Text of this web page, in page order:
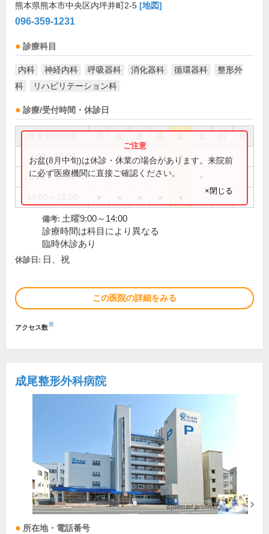
熊本県熊本市中央区内坪井町2-5 [地図]
096-359-1231
診療科目
内科 神経内科 呼吸器科 消化器科 循環器科
整形外
科
リハビリテーション科
診療/受付時間・休診日
祝
9:00～13:00 ● ● ● ● ●
9:00～14:00
お盆(8月中旬)は休診・休業の場合があります。来院前
に必ず医療機関に直接ご確認ください。
×閉じる
備考: 土曜9:00～14:00
診療時間は科目により異なる
臨時休診あり
休診日: 日、祝
この医院の詳細をみる
アクセス数※
成尾整形外科病院
所在地・電話番号